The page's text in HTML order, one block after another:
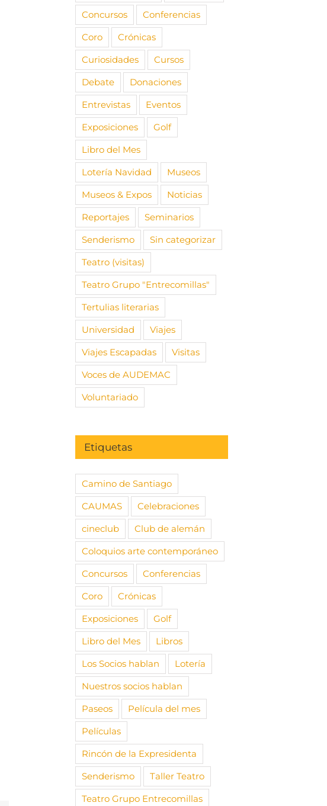
Concursos
Conferencias
Coro
Crónicas
Curiosidades
Cursos
Debate
Donaciones
Entrevistas
Eventos
Exposiciones
Golf
Libro del Mes
Lotería Navidad
Museos
Museos & Expos
Noticias
Reportajes
Seminarios
Senderismo
Sin categorizar
Teatro (visitas)
Teatro Grupo "Entrecomillas"
Tertulias literarias
Universidad
Viajes
Viajes Escapadas
Visitas
Voces de AUDEMAC
Voluntariado
Etiquetas
Camino de Santiago
CAUMAS
Celebraciones
cineclub
Club de alemán
Coloquios arte contemporáneo
Concursos
Conferencias
Coro
Crónicas
Exposiciones
Golf
Libro del Mes
Libros
Los Socios hablan
Lotería
Nuestros socios hablan
Paseos
Película del mes
Películas
Rincón de la Expresidenta
Senderismo
Taller Teatro
Teatro Grupo Entrecomillas